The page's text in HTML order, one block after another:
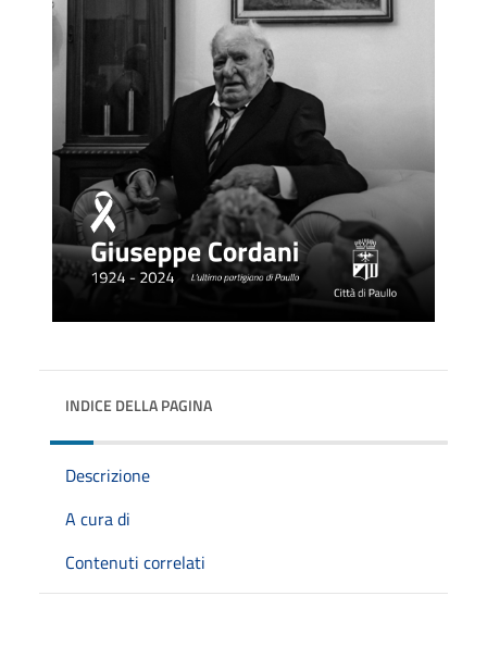
INDICE DELLA PAGINA
Descrizione
A cura di
Contenuti correlati